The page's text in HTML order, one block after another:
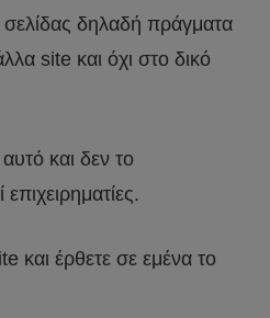
σελίδας δηλαδή πράγματα
site και όχι στο δικό
και δεν το
και έρθετε σε εμένα το